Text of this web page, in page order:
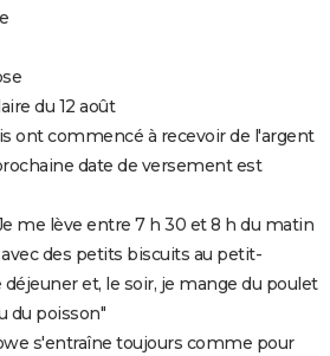
du 12 août
ont commencé à recevoir de l'argent
date de versement est
me lève entre 7 h 30 et 8 h du matin
des petits biscuits au petit-
déjeuner et, le soir, je mange du poulet
du poisson"
s'entraîne toujours comme pour